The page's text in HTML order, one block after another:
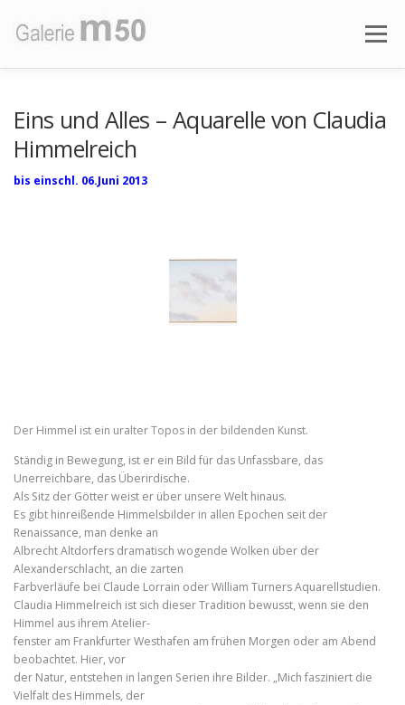
Inhalt
springen
Menü
Eins und Alles – Aquarelle von Claudia
Himmelreich
bis einschl. 06.Juni 2013
Der Himmel ist ein uralter Topos in der bildenden Kunst.
Ständig in Bewegung, ist er ein Bild für das Unfassbare, das
Unerreichbare, das Überirdische.
Als Sitz der Götter weist er über unsere Welt hinaus.
Es gibt hinreißende Himmelsbilder in allen Epochen seit der
Renaissance, man denke an
Albrecht Altdorfers dramatisch wogende Wolken über der
Alexanderschlacht, an die zarten
Farbverläufe bei Claude Lorrain oder William Turners Aquarellstudien.
Claudia Himmelreich ist sich dieser Tradition bewusst, wenn sie den
Himmel aus ihrem Atelier-
fenster am Frankfurter Westhafen am frühen Morgen oder am Abend
beobachtet. Hier, vor
der Natur, entstehen in langen Serien ihre Bilder. „Mich fasziniert die
Vielfalt des Himmels, der